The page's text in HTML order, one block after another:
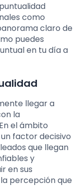
como
claro de
puedes
en tu día a
llegar a
la
el ámbito
factor decisivo
que llegan
y
en sus
percepción que